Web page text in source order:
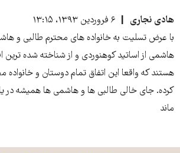
هادی نجاری
۶ فروردین ۱۳۹۳، ۱۳:۱۵
با عرض تسلیت به خانواده های محترم طالبی و
هاشمی از اساتید کوهنوردی و از شناخته شده ترین
هستند که واقعا این اتفاق تمام دوستان و
کرده. جای خالی طالبی ها و هاشمی ها همیشه در
ماند